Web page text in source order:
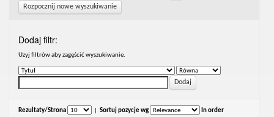
Rozpocznij nowe wyszukiwanie
Dodaj filtr:
Uzyj filtrów aby zagęścić wyszukiwanie.
Rezultaty/Strona Sortuj pozycje wg In order